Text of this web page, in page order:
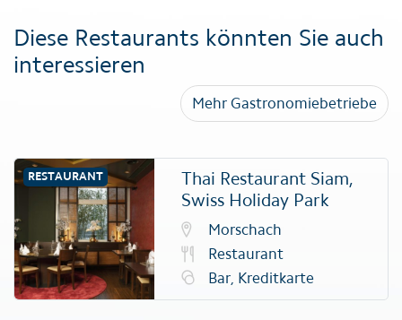
Diese Restaurants könnten Sie auch
interessieren
Mehr Gastronomiebetriebe
RESTAURANT
Thai Restaurant Siam,
Swiss Holiday Park
Morschach
Restaurant
Bar, Kreditkarte